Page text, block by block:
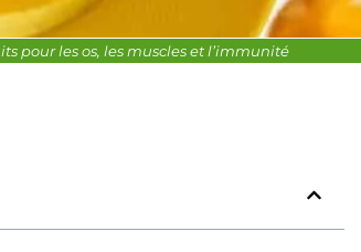
pour les os, les muscles et l’immunité